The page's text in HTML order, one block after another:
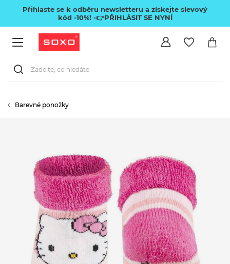
Přihlaste se k odběru newsletteru a získejte slevový
kód -10%! -👉PŘIHLÁSIT SE NYNÍ
Barevné ponožky